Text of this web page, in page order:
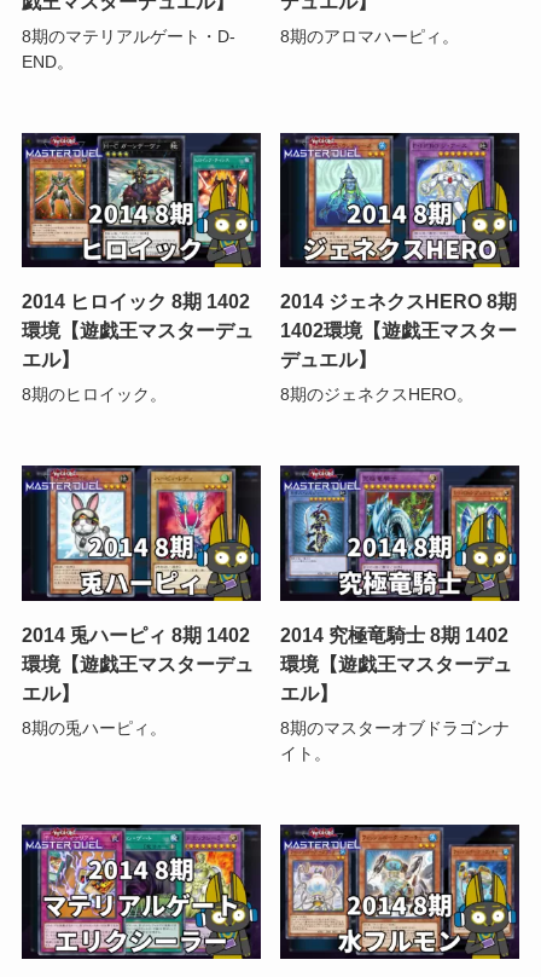
8期のマテリアルゲート・D-
END。
8期のアロマハーピィ。
2014 ヒロイック 8期 1402
環境【遊戯王マスターデュ
エル】
8期のヒロイック。
2014 ジェネクスHERO 8期
1402環境【遊戯王マスター
デュエル】
8期のジェネクスHERO。
2014 兎ハーピィ 8期 1402
環境【遊戯王マスターデュ
エル】
8期の兎ハーピィ。
2014 究極竜騎士 8期 1402
環境【遊戯王マスターデュ
エル】
8期のマスターオブドラゴンナ
イト。